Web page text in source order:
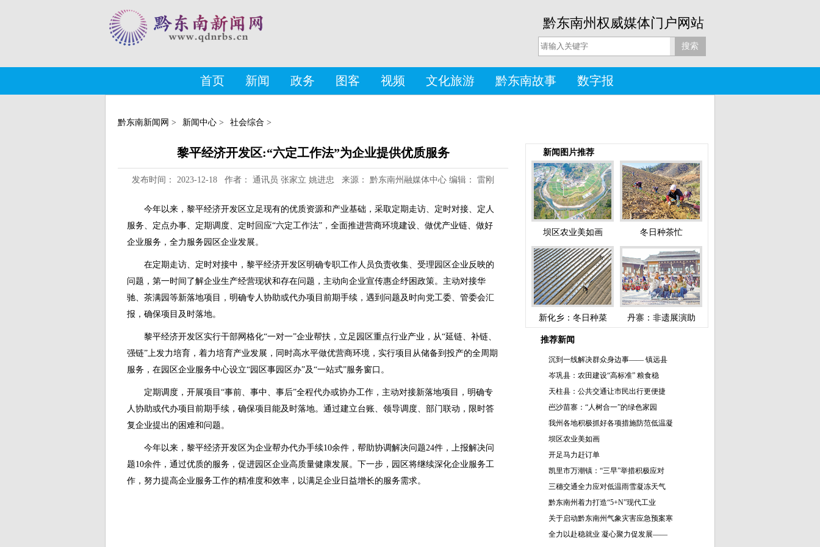
黔东南州权威媒体门户网站
首页 新闻 政务 图客 视频 文化旅游 黔东南故事 数字报
黔东南新闻网 > 新闻中心 > 社会综合 >
黎平经济开发区:“六定工作法”为企业提供优质服务
发布时间： 2023-12-18 作者： 通讯员 张家立 姚进忠 来源： 黔东南州融媒体中心 编辑： 雷刚
今年以来，黎平经济开发区立足现有的优质资源和产业基础，采取定期走访、定时对接、定人
服务、定点办事、定期调度、定时回应“六定工作法”，全面推进营商环境建设、做优产业链、做好
企业服务，全力服务园区企业发展。
在定期走访、定时对接中，黎平经济开发区明确专职工作人员负责收集、受理园区企业反映的
问题，第一时间了解企业生产经营现状和存在问题，主动向企业宣传惠企纾困政策。主动对接华
驰、茶满园等新落地项目，明确专人协助或代办项目前期手续，遇到问题及时向党工委、管委会汇
报，确保项目及时落地。
黎平经济开发区实行干部网格化“一对一”企业帮扶，立足园区重点行业产业，从“延链、补链、
强链”上发力培育，着力培育产业发展，同时高水平做优营商环境，实行项目从储备到投产的全周期
服务，在园区企业服务中心设立“园区事园区办”及“一站式”服务窗口。
定期调度，开展项目“事前、事中、事后”全程代办或协办工作，主动对接新落地项目，明确专
人协助或代办项目前期手续，确保项目能及时落地。通过建立台账、领导调度、部门联动，限时答
复企业提出的困难和问题。
今年以来，黎平经济开发区为企业帮办代办手续10余件，帮助协调解决问题24件，上报解决问
题10余件，通过优质的服务，促进园区企业高质量健康发展。下一步，园区将继续深化企业服务工
作，努力提高企业服务工作的精准度和效率，以满足企业日益增长的服务需求。
新闻图片推荐
坝区农业美如画 冬日种茶忙
新化乡：冬日种菜 丹寨：非遗展演助
推荐新闻
沉到一线解决群众身边事—— 镇远县
岑巩县：农田建设“高标准” 粮食稳
天柱县：公共交通让市民出行更便捷
岜沙苗寨：“人树合一”的绿色家园
我州各地积极抓好各项措施防范低温凝
坝区农业美如画
开足马力赶订单
凯里市万潮镇：“三早”举措积极应对
三穗交通全力应对低温雨雪凝冻天气
黔东南州着力打造“5+N”现代工业
关于启动黔东南州气象灾害应急预案寒
全力以赴稳就业 凝心聚力促发展——